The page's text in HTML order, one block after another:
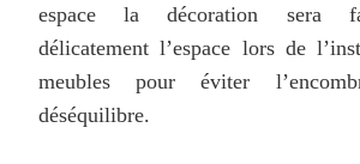
espace la décoration sera
délicatement l’espace lors de
meubles pour éviter
déséquilibre.